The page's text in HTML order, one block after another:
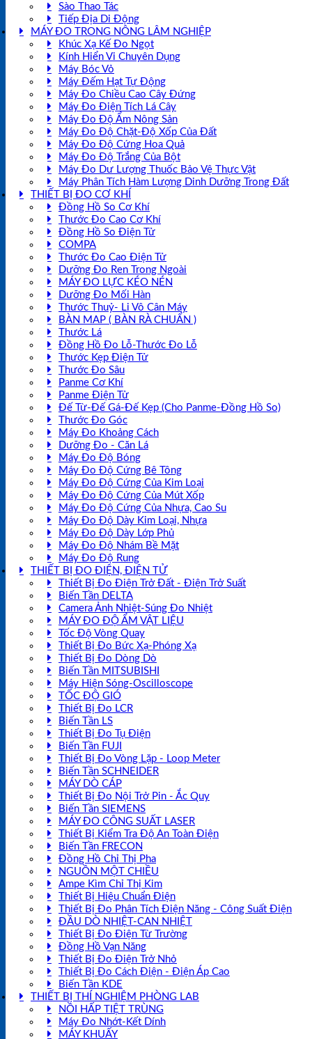
Sào Thao Tác
Tiếp Địa Di Động
MÁY ĐO TRONG NÔNG LÂM NGHIỆP
Khúc Xạ Kế Đo Ngọt
Kính Hiển Vi Chuyên Dụng
Máy Bóc Vỏ
Máy Đếm Hạt Tự Động
Máy Đo Chiều Cao Cây Đứng
Máy Đo Điện Tích Lá Cây
Máy Đo Độ Ẩm Nông Sản
Máy Đo Độ Chặt-Độ Xốp Của Đất
Máy Đo Độ Cứng Hoa Quả
Máy Đo Độ Trắng Của Bột
Máy Đo Dư Lượng Thuốc Bảo Vệ Thực Vật
Máy Phân Tích Hàm Lượng Dinh Dưỡng Trong Đất
THIẾT BỊ ĐO CƠ KHÍ
Đồng Hồ So Cơ Khí
Thước Đo Cao Cơ Khí
Đồng Hồ So Điện Tử
COMPA
Thước Đo Cao Điện Tử
Dưỡng Đo Ren Trong Ngoài
MÁY ĐO LỰC KÉO NÉN
Dưỡng Đo Mối Hàn
Thước Thuỷ- Li Vô Cân Máy
BÀN MAP ( BÀN RÀ CHUẨN )
Thước Lá
Đồng Hồ Đo Lỗ-Thước Đo Lỗ
Thước Kẹp Điện Tử
Thước Đo Sâu
Panme Cơ Khí
Panme Điện Tử
Đế Từ-Đế Gá-Đế Kẹp (Cho Panme-Đồng Hồ So)
Thước Đo Góc
Máy Đo Khoảng Cách
Dưỡng Đo - Căn Lá
Máy Đo Độ Bóng
Máy Đo Độ Cứng Bê Tông
Máy Đo Độ Cứng Của Kim Loại
Máy Đo Độ Cứng Của Mút Xốp
Máy Đo Độ Cứng Của Nhựa, Cao Su
Máy Đo Độ Dày Kim Loại, Nhựa
Máy Đo Độ Dày Lớp Phủ
Máy Đo Độ Nhám Bề Mặt
Máy Đo Độ Rung
THIẾT BỊ ĐO ĐIỆN, ĐIỆN TỬ
Thiết Bị Đo Điện Trở Đất - Điện Trở Suất
Biến Tần DELTA
Camera Ảnh Nhiệt-Súng Đo Nhiệt
MÁY ĐO ĐỘ ẨM VẬT LIỆU
Tốc Độ Vòng Quay
Thiết Bị Đo Bức Xạ-Phóng Xạ
Thiết Bị Đo Dòng Dò
Biến Tần MITSUBISHI
Máy Hiện Sóng-Oscilloscope
TỐC ĐỘ GIÓ
Thiết Bị Đo LCR
Biến Tần LS
Thiết Bị Đo Tụ Điện
Biến Tần FUJI
Thiết Bị Đo Vòng Lặp - Loop Meter
Biến Tần SCHNEIDER
MÁY DÒ CÁP
Thiết Bị Đo Nội Trở Pin - Ắc Quy
Biến Tần SIEMENS
MÁY ĐO CÔNG SUẤT LASER
Thiết Bị Kiểm Tra Độ An Toàn Điện
Biến Tần FRECON
Đồng Hồ Chỉ Thị Pha
NGUỒN MỘT CHIỀU
Ampe Kìm Chỉ Thị Kim
Thiết Bị Hiệu Chuẩn Điện
Thiết Bị Đo Phân Tích Điện Năng - Công Suất Điện
ĐẦU DÒ NHIỆT-CAN NHIỆT
Thiết Bị Đo Điện Từ Trường
Đồng Hồ Vạn Năng
Thiết Bị Đo Điện Trở Nhỏ
Thiết Bị Đo Cách Điện - Điện Áp Cao
Biến Tần KDE
THIẾT BỊ THÍ NGHIỆM PHÒNG LAB
NỒI HẤP TIỆT TRÙNG
Máy Đo Nhớt-Kết Dính
MÁY KHUẤY